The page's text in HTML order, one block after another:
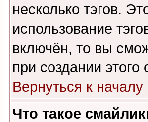
несколько тэгов.
использование
включён, то вы
при создании
Вернуться к началу
Что такое